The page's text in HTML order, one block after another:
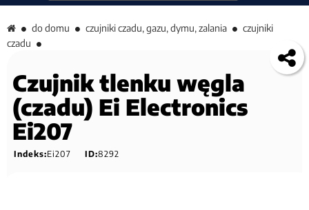
do domu czujniki czadu, gazu, dymu, zalania
czujniki
czadu
Czujnik tlenku węgla
(czadu) Ei Electronics
Ei207
Indeks:Ei207 ID:8292